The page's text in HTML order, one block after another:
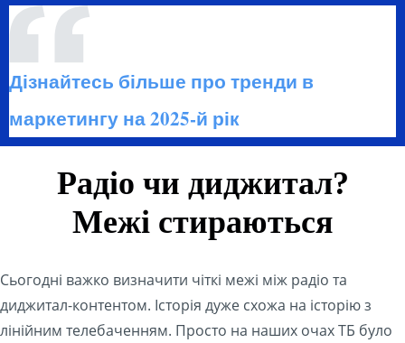
Дізнайтесь більше про тренди в
маркетингу на 2025-й рік
Радіо чи диджитал?
Межі стираються
Сьогодні важко визначити чіткі межі між радіо та
диджитал-контентом. Історія дуже схожа на історію з
лінійним телебаченням. Просто на наших очах ТБ було